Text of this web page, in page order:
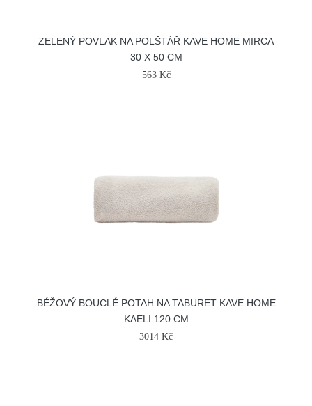
ZELENÝ POVLAK NA POLŠTÁŘ KAVE HOME MIRCA
30 X 50 CM
563 Kč
BÉŽOVÝ BOUCLÉ POTAH NA TABURET KAVE HOME
KAELI 120 CM
3014 Kč